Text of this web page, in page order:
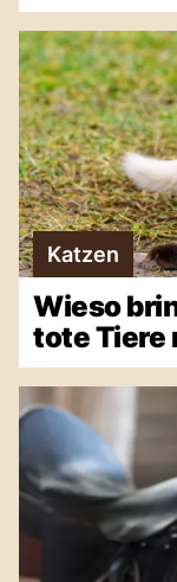
Katzen
Wieso
tote Tiere